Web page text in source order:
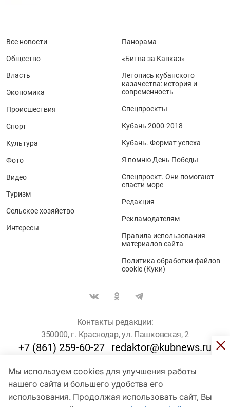
Мы используем cookies для улучшения работы
нашего сайта и большего удобства его
использования. Продолжая использовать сайт, Вы
Все новости
Общество
Власть
Экономика
Происшествия
Спорт
Культура
Фото
Видео
Туризм
Сельское хозяйство
Интересы
Панорама
«Битва за Кавказ»
Летопись кубанского
казачества: история и
современность
Спецпроекты
Кубань 2000-2018
Кубань. Формат успеха
Я помню День Победы
Спецпроект. Они помогают
спасти море
Редакция
Рекламодателям
Правила использования
материалов сайта
Политика обработки файлов
cookie (Куки)
Контакты редакции:
350000, г. Краснодар, ул. Пашковская, 2
+7 (861) 259-60-27 redaktor@kubnews.ru
Для пользователей старше 16 лет
© Кубанские Новости, 2017